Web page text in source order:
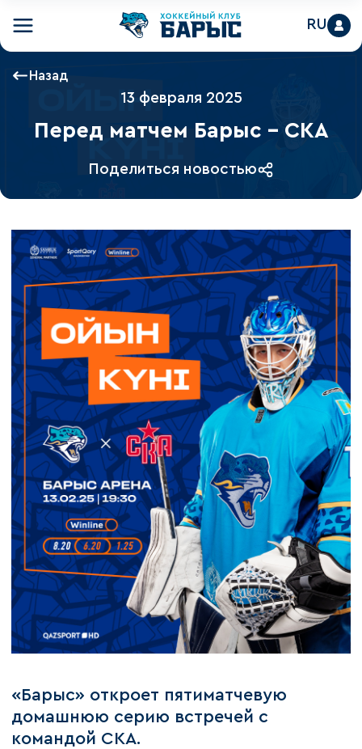
RU
Назад
13 февраля 2025
Перед матчем Барыс – СКА
Поделиться новостью
«Барыс» откроет пятиматчевую
домашнюю серию встречей с
командой СКА.